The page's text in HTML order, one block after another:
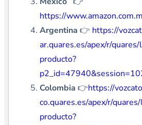
https://
Argentina 👉 https://
ar.quares.es/apex/r/
producto?
Colombia 👉https://
co.quares.es/apex/r/
producto?